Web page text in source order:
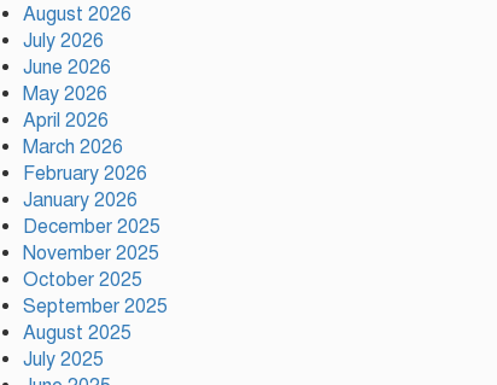
জমিয়ত
August 2026
July 2026
June 2026
May 2026
April 2026
March 2026
February 2026
January 2026
December 2025
November 2025
October 2025
September 2025
August 2025
July 2025